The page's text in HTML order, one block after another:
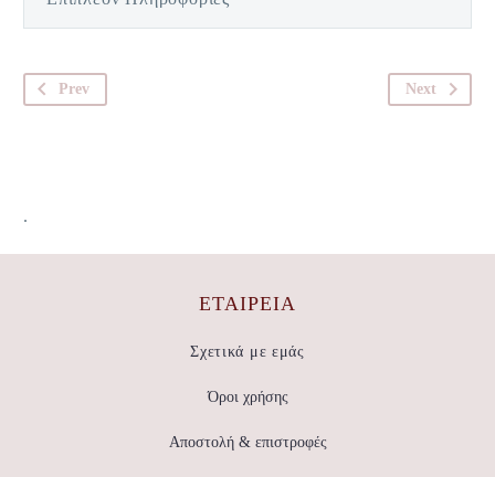
Prev Next
.
ΕΤΑΙΡΕΊΑ
Σχετικά με εμάς
Όροι χρήσης
Αποστολή & επιστροφές